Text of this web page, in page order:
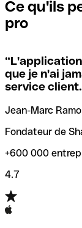
signifie que vous
locales.
Si vous n'êtes
utiliser, nous
codes SWIFT
vérification/
trouver et
transferts
Ce qu'ils
pro
“
que je n'ai
service client.
Jean-Marc
Fondateur de
+600 000
4.7